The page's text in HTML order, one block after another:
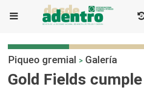
Piqueo gremial > Galería
Gold Fields